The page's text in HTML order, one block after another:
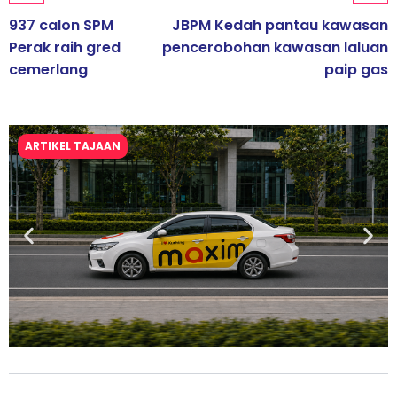
937 calon SPM
Perak raih gred
cemerlang
JBPM Kedah pantau kawasan
pencerobohan kawasan laluan
paip gas
ARTIKEL TAJAAN